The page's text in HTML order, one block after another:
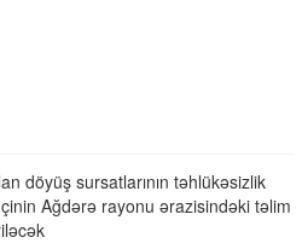
döyüş sursatlarının təhlükəsizlik
Ağdərə rayonu ərazisindəki təlim